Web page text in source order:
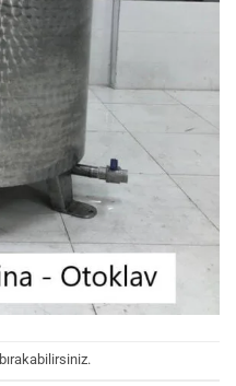
bırakabilirsiniz.